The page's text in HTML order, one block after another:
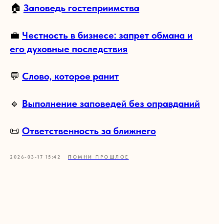
🏠 Заповедь гостеприимства
💼 Честность в бизнесе: запрет обмана и
его духовные последствия
💬 Слово, которое ранит
🔹 Выполнение заповедей без оправданий
📜 Ответственность за ближнего
2026-03-17 15:42 ПОМНИ ПРОШЛОЕ